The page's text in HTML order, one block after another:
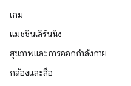
เกม
แมชชีนเลิร์นนิง
สุขภาพและการออกกำลังกาย
กล้องและสื่อ